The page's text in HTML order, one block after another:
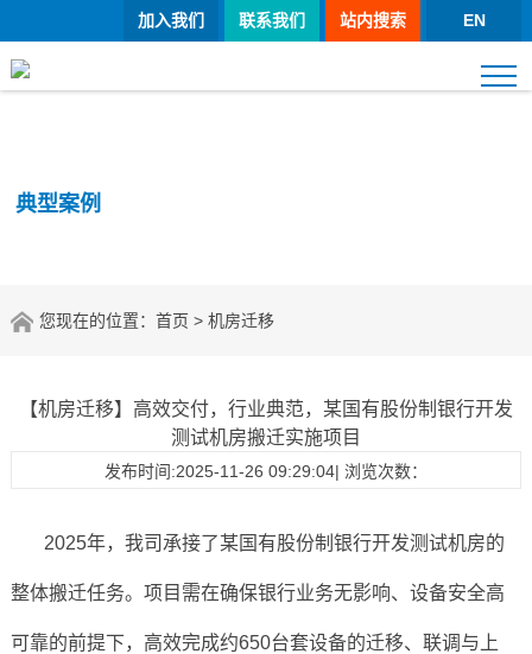
EN
站内搜索
联系我们
加入我们
典型案例
您现在的位置： 首页 > 机房迁移
【机房迁移】高效交付，行业典范，某国有股份制银行开发
测试机房搬迁实施项目
发布时间:2025-11-26 09:29:04| 浏览次数：
2025年，我司承接了某国有股份制银行开发测试机房的
整体搬迁任务。项目需在确保银行业务无影响、设备安全高
可靠的前提下，高效完成约650台套设备的迁移、联调与上